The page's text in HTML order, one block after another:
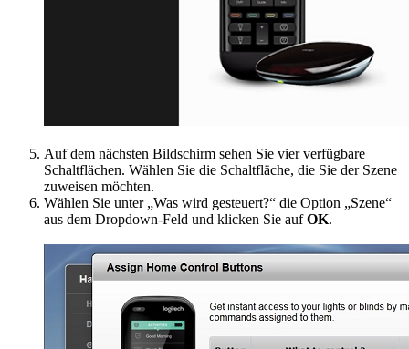
Auf dem nächsten Bildschirm sehen Sie vier verfügbare
Schaltflächen. Wählen Sie die Schaltfläche, die Sie der Szene
zuweisen möchten.
Wählen Sie unter „Was wird gesteuert?“ die Option „Szene“
aus dem Dropdown-Feld und klicken Sie aufOK.